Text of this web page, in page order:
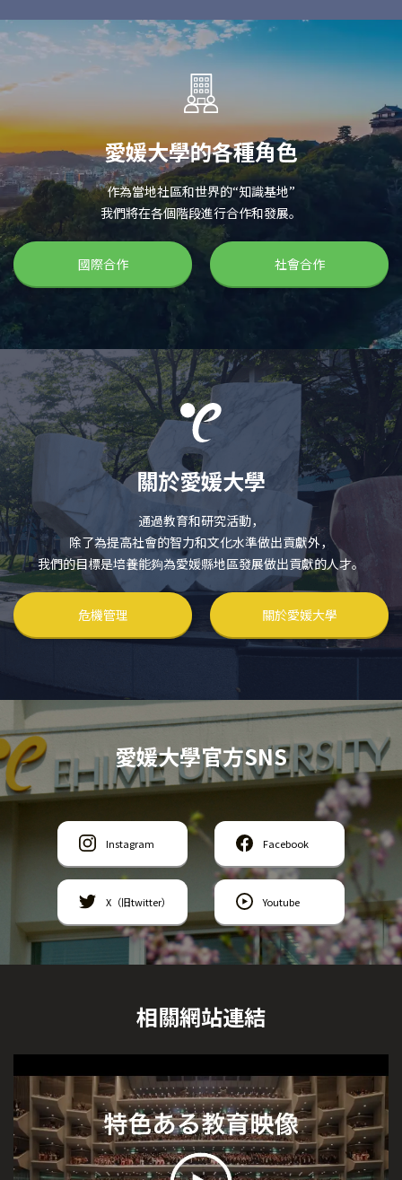
愛媛大學的各種角色
作為當地社區和世界的“知識基地”
我們將在各個階段進行合作和發展。
國際合作 社會合作
關於愛媛大學
通過教育和研究活動，
除了為提高社會的智力和文化水準做出貢獻外，
我們的目標是培養能夠為愛媛縣地區發展做出貢獻的人才。
危機管理 關於愛媛大學
愛媛大學官方SNS
Instagram Facebook
X（旧twitter） Youtube
相關網站連結